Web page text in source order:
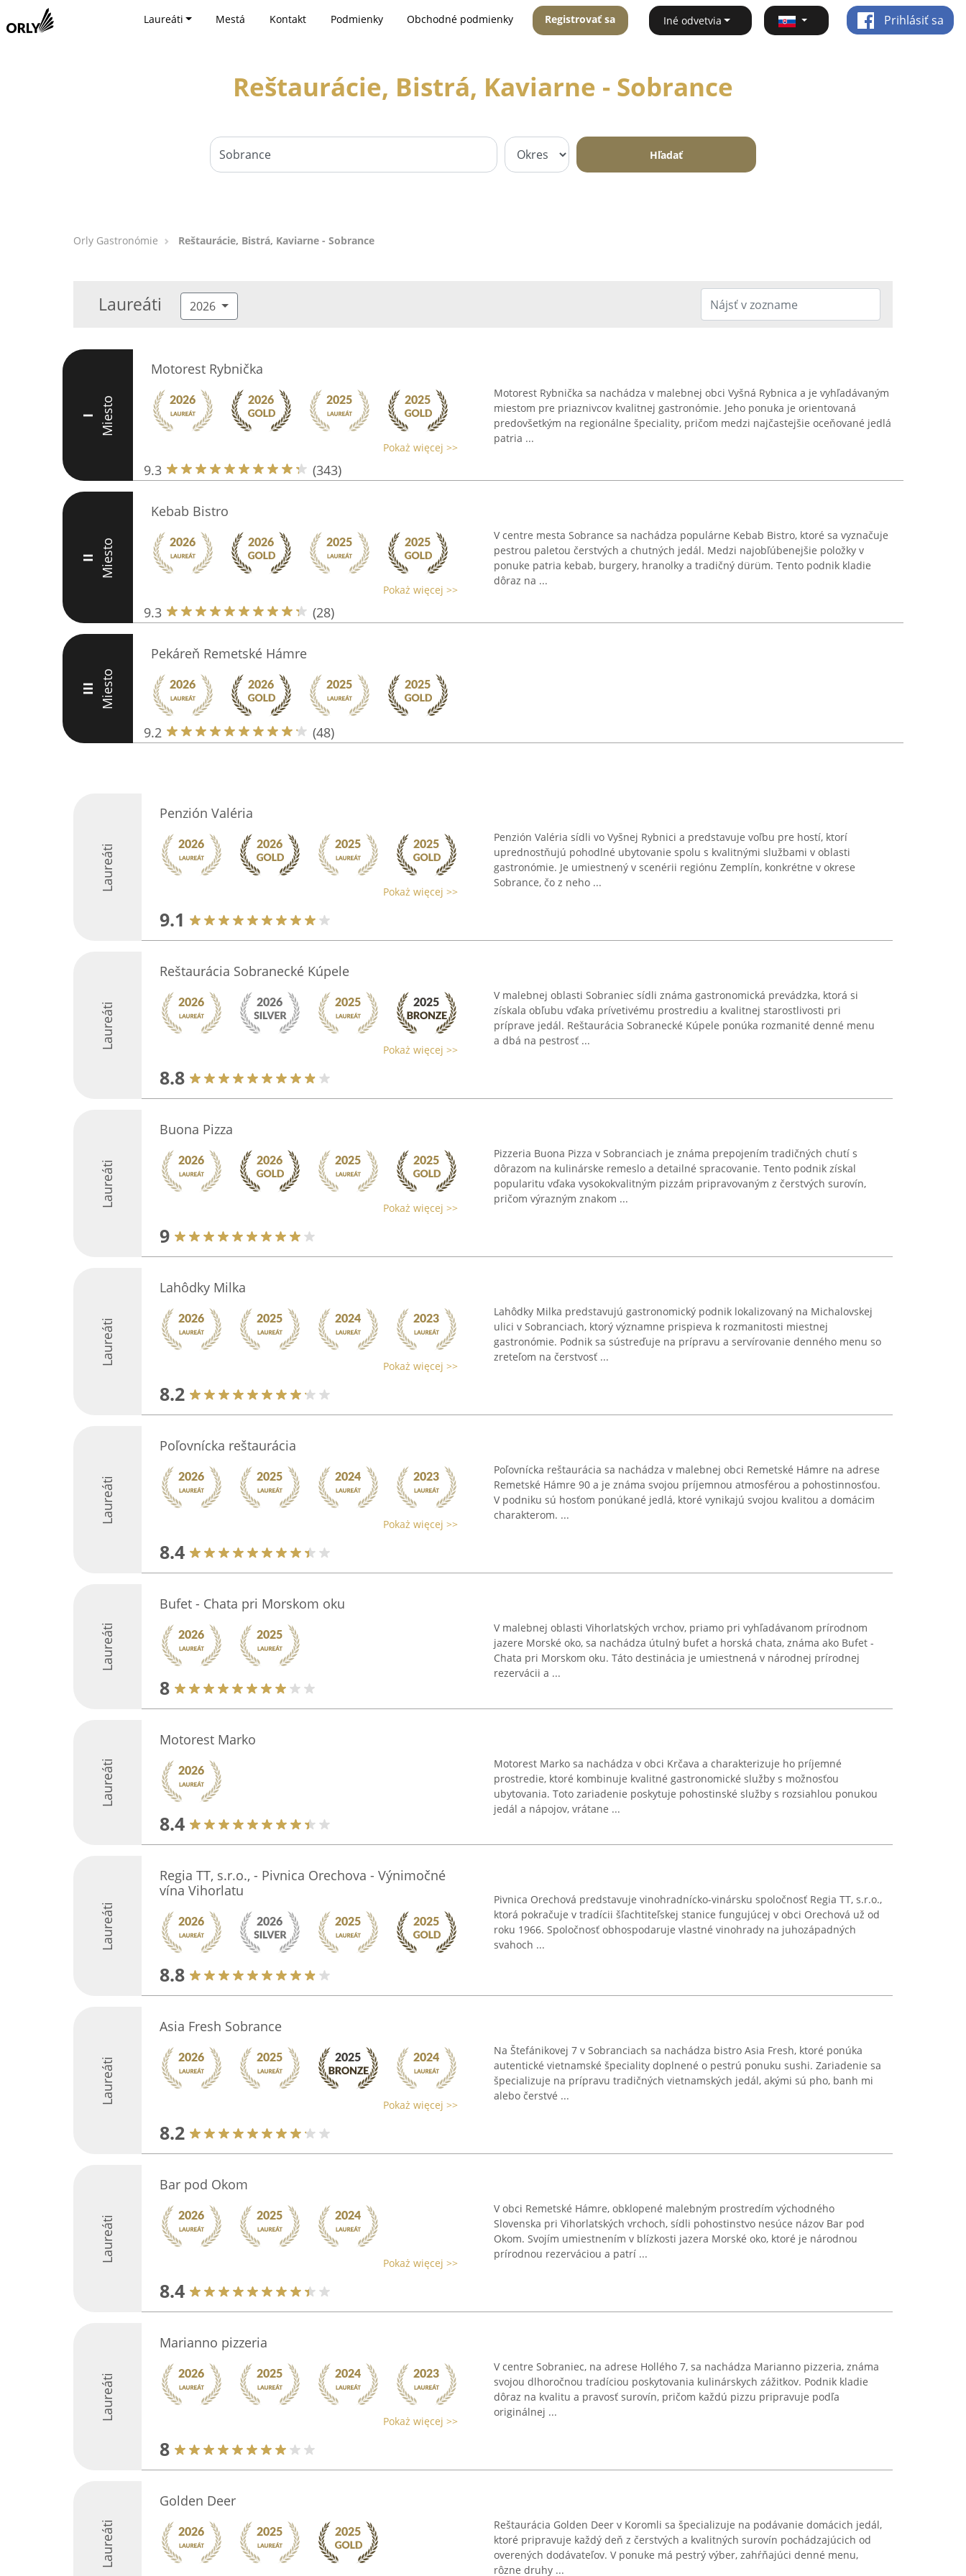
Laureáti Mestá Kontakt Podmienky Obchodné podmienky Registrovať sa Iné odvetvia Prihlásiť sa
Reštaurácie, Bistrá, Kaviarne - Sobrance
Hľadať
Orly Gastronómie Reštaurácie, Bistrá, Kaviarne - Sobrance
Laureáti 2026
I Miesto
Motorest Rybnička
Pokaż więcej >>
9.3 (343)
Motorest Rybnička sa nachádza v malebnej obci Vyšná Rybnica a je vyhľadávaným
miestom pre priaznivcov kvalitnej gastronómie. Jeho ponuka je orientovaná
predovšetkým na regionálne špeciality, pričom medzi najčastejšie oceňované jedlá
patria ...
II Miesto
Kebab Bistro
Pokaż więcej >>
9.3 (28)
V centre mesta Sobrance sa nachádza populárne Kebab Bistro, ktoré sa vyznačuje
pestrou paletou čerstvých a chutných jedál. Medzi najobľúbenejšie položky v
ponuke patria kebab, burgery, hranolky a tradičný dürüm. Tento podnik kladie
dôraz na ...
III Miesto
Pekáreň Remetské Hámre
9.2 (48)
Laureáti
Penzión Valéria
Pokaż więcej >>
9.1
Penzión Valéria sídli vo Vyšnej Rybnici a predstavuje voľbu pre hostí, ktorí
uprednostňujú pohodlné ubytovanie spolu s kvalitnými službami v oblasti
gastronómie. Je umiestnený v scenérii regiónu Zemplín, konkrétne v okrese
Sobrance, čo z neho ...
Laureáti
Reštaurácia Sobranecké Kúpele
Pokaż więcej >>
8.8
V malebnej oblasti Sobraniec sídli známa gastronomická prevádzka, ktorá si
získala obľubu vďaka prívetivému prostrediu a kvalitnej starostlivosti pri
príprave jedál. Reštaurácia Sobranecké Kúpele ponúka rozmanité denné menu
a dbá na pestrosť ...
Laureáti
Buona Pizza
Pokaż więcej >>
9
Pizzeria Buona Pizza v Sobranciach je známa prepojením tradičných chutí s
dôrazom na kulinárske remeslo a detailné spracovanie. Tento podnik získal
popularitu vďaka vysokokvalitným pizzám pripravovaným z čerstvých surovín,
pričom výrazným znakom ...
Laureáti
Lahôdky Milka
Pokaż więcej >>
8.2
Lahôdky Milka predstavujú gastronomický podnik lokalizovaný na Michalovskej
ulici v Sobranciach, ktorý významne prispieva k rozmanitosti miestnej
gastronómie. Podnik sa sústreďuje na prípravu a servírovanie denného menu so
zreteľom na čerstvosť ...
Laureáti
Poľovnícka reštaurácia
Pokaż więcej >>
8.4
Poľovnícka reštaurácia sa nachádza v malebnej obci Remetské Hámre na adrese
Remetské Hámre 90 a je známa svojou príjemnou atmosférou a pohostinnosťou.
V podniku sú hosťom ponúkané jedlá, ktoré vynikajú svojou kvalitou a domácim
charakterom. ...
Laureáti
Bufet - Chata pri Morskom oku
8
V malebnej oblasti Vihorlatských vrchov, priamo pri vyhľadávanom prírodnom
jazere Morské oko, sa nachádza útulný bufet a horská chata, známa ako Bufet -
Chata pri Morskom oku. Táto destinácia je umiestnená v národnej prírodnej
rezervácii a ...
Laureáti
Motorest Marko
8.4
Motorest Marko sa nachádza v obci Krčava a charakterizuje ho príjemné
prostredie, ktoré kombinuje kvalitné gastronomické služby s možnosťou
ubytovania. Toto zariadenie poskytuje pohostinské služby s rozsiahlou ponukou
jedál a nápojov, vrátane ...
Laureáti
Regia TT, s.r.o., - Pivnica Orechova - Výnimočné
vína Vihorlatu
8.8
Pivnica Orechová predstavuje vinohradnícko-vinársku spoločnosť Regia TT, s.r.o.,
ktorá pokračuje v tradícii šľachtiteľskej stanice fungujúcej v obci Orechová už od
roku 1966. Spoločnosť obhospodaruje vlastné vinohrady na juhozápadných
svahoch ...
Laureáti
Asia Fresh Sobrance
Pokaż więcej >>
8.2
Na Štefánikovej 7 v Sobranciach sa nachádza bistro Asia Fresh, ktoré ponúka
autentické vietnamské špeciality doplnené o pestrú ponuku sushi. Zariadenie sa
špecializuje na prípravu tradičných vietnamských jedál, akými sú pho, banh mi
alebo čerstvé ...
Laureáti
Bar pod Okom
Pokaż więcej >>
8.4
V obci Remetské Hámre, obklopené malebným prostredím východného
Slovenska pri Vihorlatských vrchoch, sídli pohostinstvo nesúce názov Bar pod
Okom. Svojím umiestnením v blízkosti jazera Morské oko, ktoré je národnou
prírodnou rezerváciou a patrí ...
Laureáti
Marianno pizzeria
Pokaż więcej >>
8
V centre Sobraniec, na adrese Hollého 7, sa nachádza Marianno pizzeria, známa
svojou dlhoročnou tradíciou poskytovania kulinárskych zážitkov. Podnik kladie
dôraz na kvalitu a pravosť surovín, pričom každú pizzu pripravuje podľa
originálnej ...
Laureáti
Golden Deer
Reštaurácia Golden Deer v Koromli sa špecializuje na podávanie domácich jedál,
ktoré pripravuje každý deň z čerstvých a kvalitných surovín pochádzajúcich od
overených dodávateľov. V ponuke má pestrý výber, zahŕňajúci denné menu,
rôzne druhy ...